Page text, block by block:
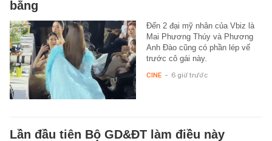
bằng
Đến 2 đại mỹ nhân của Vbiz là
Mai Phương Thúy và Phương
Anh Đào cũng có phần lép vế
trước cô gái này.
CINE - 6 giờ trước
Lần đầu tiên Bộ GD&ĐT làm điều này